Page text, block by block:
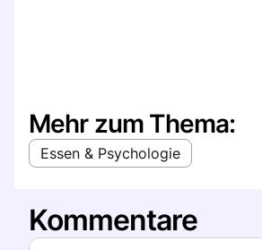
Mehr zum Thema:
Essen & Psychologie
Kommentare